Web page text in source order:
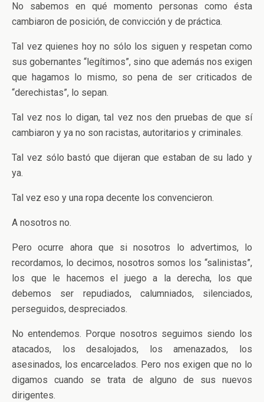
No sabemos en qué momento personas como ésta
cambiaron de posición, de convicción y de práctica.
Tal vez quienes hoy no sólo los siguen y respetan como
sus gobernantes “legítimos”, sino que además nos exigen
que hagamos lo mismo, so pena de ser criticados de
“derechistas”, lo sepan.
Tal vez nos lo digan, tal vez nos den pruebas de que sí
cambiaron y ya no son racistas, autoritarios y criminales.
Tal vez sólo bastó que dijeran que estaban de su lado y
ya.
Tal vez eso y una ropa decente los convencieron.
A nosotros no.
Pero ocurre ahora que si nosotros lo advertimos, lo
recordamos, lo decimos, nosotros somos los “salinistas”,
los que le hacemos el juego a la derecha, los que
debemos ser repudiados, calumniados, silenciados,
perseguidos, despreciados.
No entendemos. Porque nosotros seguimos siendo los
atacados, los desalojados, los amenazados, los
asesinados, los encarcelados. Pero nos exigen que no lo
digamos cuando se trata de alguno de sus nuevos
dirigentes.